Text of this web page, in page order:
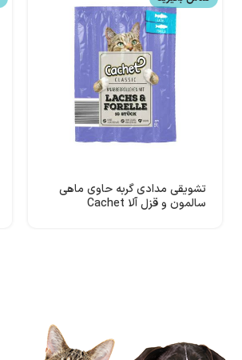
تشویقی مدادی گربه حاوی ماهی
سالمون و قزل آلا Cachet